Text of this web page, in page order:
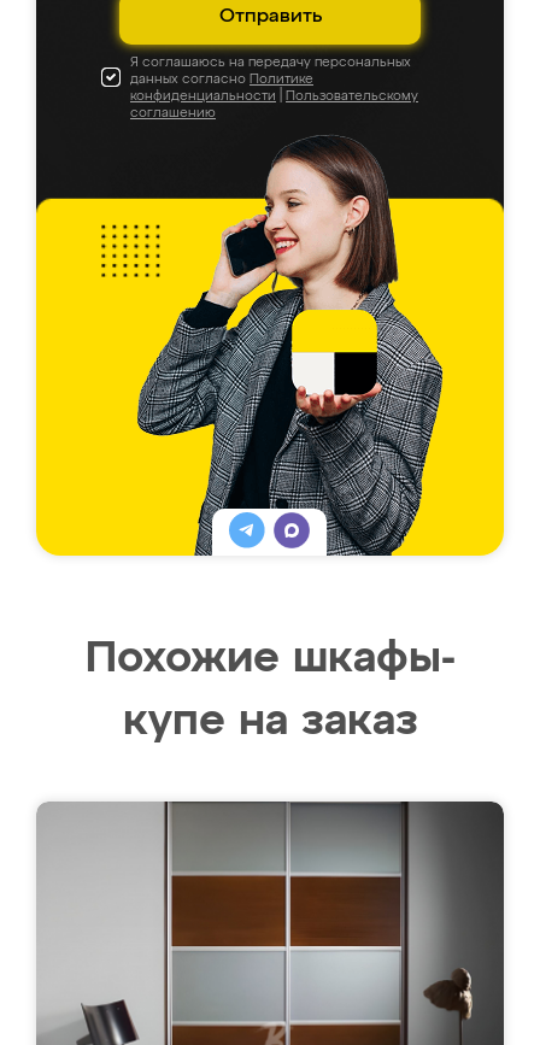
Отправить
Я соглашаюсь на передачу персональных
данных согласно Политике
конфиденциальности
Пользовательскому
соглашению
Похожие шкафы-
купе на заказ